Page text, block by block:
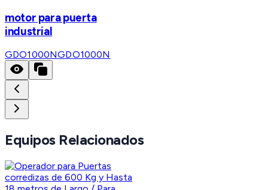
motor para puerta
industrial
GDO1000NGDO1000N
Equipos Relacionados